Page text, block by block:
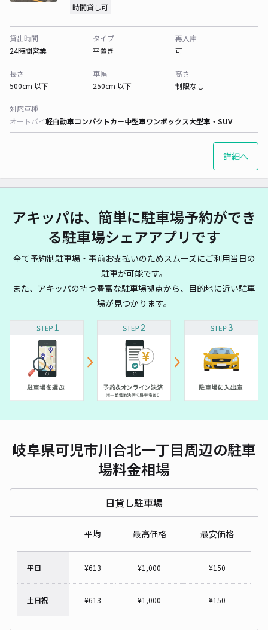
時間貸し可
貸出時間
24時間営業
タイプ
平置き
再入庫
可
長さ
500cm 以下
車幅
250cm 以下
高さ
制限なし
対応車種
オートバイ軽自動車コンパクトカー中型車ワンボックス大型車・SUV
詳細へ
アキッパは、簡単に駐車場予約ができ
る駐車場シェアアプリです
全て予約制駐車場・事前お支払いのためスムーズにご利用当日の
駐車が可能です。
また、アキッパの持つ豊富な駐車場拠点から、目的地に近い駐車
場が見つかります。
岐阜県可児市川合北一丁目周辺の駐車
場料金相場
日貸し駐車場
平均 最高価格 最安価格
平日 ¥613 ¥1,000 ¥150
土日祝 ¥613 ¥1,000 ¥150